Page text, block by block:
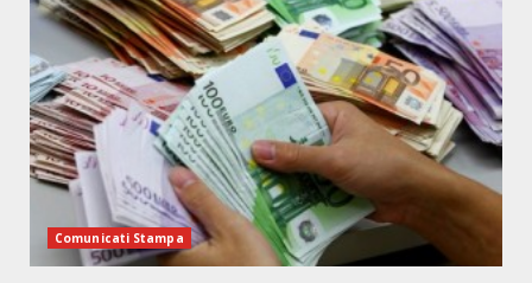
Comunicati Stampa